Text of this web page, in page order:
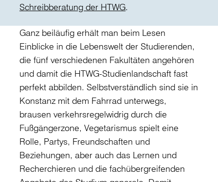
Schreibberatung der HTWG.
Ganz beiläufig erhält man beim Lesen
Einblicke in die Lebenswelt der Studierenden,
die fünf verschiedenen Fakultäten angehören
und damit die HTWG-Studienlandschaft fast
perfekt abbilden. Selbstverständlich sind sie in
Konstanz mit dem Fahrrad unterwegs,
brausen verkehrsregelwidrig durch die
Fußgängerzone, Vegetarismus spielt eine
Rolle, Partys, Freundschaften und
Beziehungen, aber auch das Lernen und
Recherchieren und die fachübergreifenden